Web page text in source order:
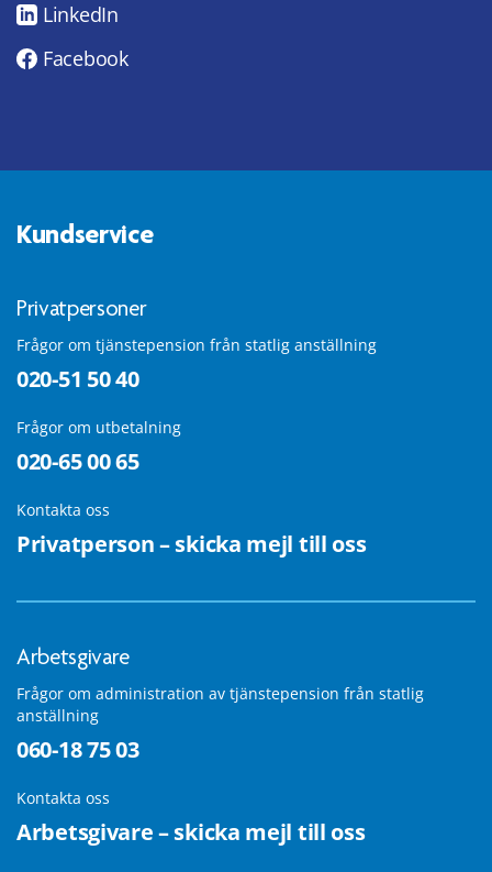
LinkedIn
Facebook
Kundservice
Privatpersoner
Frågor om tjänstepension från statlig anställning
020-51 50 40
Frågor om utbetalning
020-65 00 65
Kontakta oss
Privatperson – skicka mejl till oss
Arbetsgivare
Frågor om administration av tjänstepension från statlig
anställning
060-18 75 03
Kontakta oss
Arbetsgivare – skicka mejl till oss